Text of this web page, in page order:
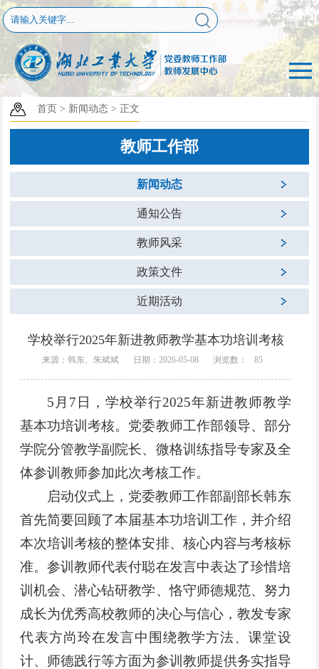
首页 > 新闻动态 > 正文
教师工作部
新闻动态
通知公告
教师风采
政策文件
近期活动
学校举行2025年新进教师教学基本功培训考核
来源：韩东、朱斌斌 日期：2026-05-08 浏览数： 85
5月7日，学校举行2025年新进教师教学
基本功培训考核。党委教师工作部领导、部分
学院分管教学副院长、微格训练指导专家及全
体参训教师参加此次考核工作。
启动仪式上，党委教师工作部副部长韩东
首先简要回顾了本届基本功培训工作，并介绍
本次培训考核的整体安排、核心内容与考核标
准。参训教师代表付聪在发言中表达了珍惜培
训机会、潜心钻研教学、恪守师德规范、努力
成长为优秀高校教师的决心与信心，教发专家
代表方尚玲在发言中围绕教学方法、课堂设
计、师德践行等方面为参训教师提供务实指导